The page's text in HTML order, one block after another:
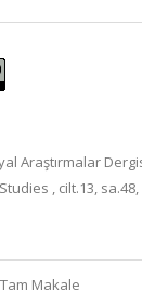
Araştırmalar
, cilt.13, sa.48,
Makale